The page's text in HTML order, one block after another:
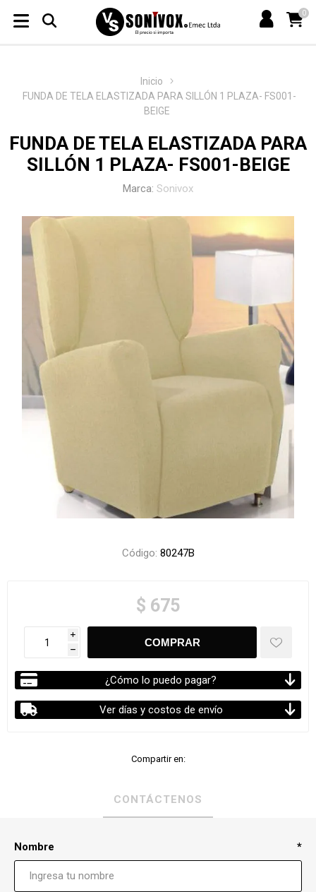
0
Inicio
FUNDA DE TELA ELASTIZADA PARA SILLÓN 1 PLAZA- FS001-
BEIGE
FUNDA DE TELA ELASTIZADA PARA
SILLÓN 1 PLAZA- FS001-BEIGE
Marca: Sonivox
Código: 80247B
$ 675
i
h
¿Cómo lo puedo pagar?
Ver días y costos de envío
Compartir en:
CONTÁCTENOS
Nombre *